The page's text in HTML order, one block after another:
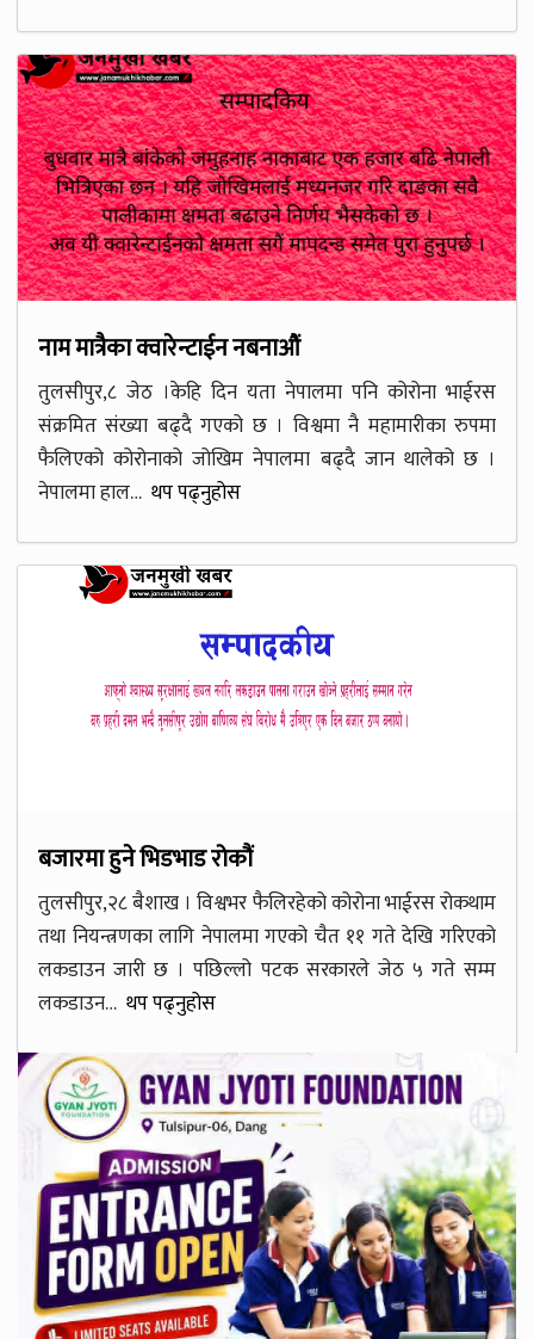
नाम मात्रैका क्वारेन्टाईन नबनाऔं
तुलसीपुर,८ जेठ ।केहि दिन यता नेपालमा पनि कोरोना भाईरस
संक्रमित संख्या बढ्दै गएको छ । विश्वमा नै महामारीका रुपमा
फैलिएको कोरोनाको जोखिम नेपालमा बढ्दै जान थालेको छ ।
नेपालमा हाल… थप पढ्नुहोस
बजारमा हुने भिडभाड रोकौं
तुलसीपुर,२८ बैशाख । विश्वभर फैलिरहेको कोरोना भाईरस रोकथाम
तथा नियन्त्रणका लागि नेपालमा गएको चैत ११ गते देखि गरिएको
लकडाउन जारी छ । पछिल्लो पटक सरकारले जेठ ५ गते सम्म
लकडाउन… थप पढ्नुहोस